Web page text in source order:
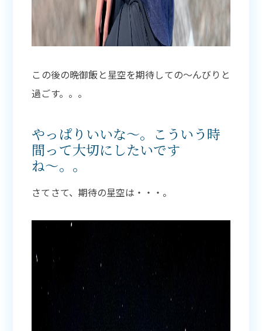
この後の晩御飯と星空を期待しての〜んびりと
過ごす。。。
やっぱりいいな〜。こういう時
間って大切にしたいです
ね〜。。
さてさて、期待の星空は・・・。